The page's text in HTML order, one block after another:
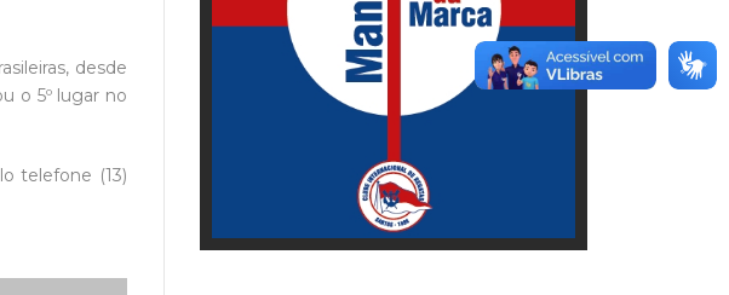
desde
o 5º lugar no
telefone (13)